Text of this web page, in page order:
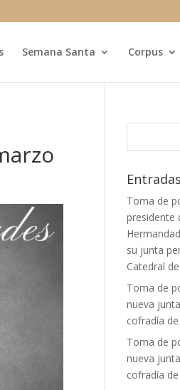
Semana Santa Corpus
Toma de
presidente
su junta
Catedral
Toma de
nueva
cofradía
Toma de
nueva
cofradía